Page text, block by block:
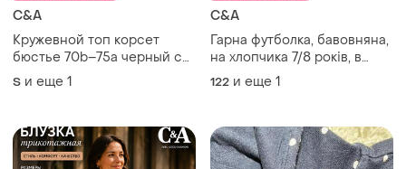
C&A
Кружевной топ корсет
бюстье 70b–75a черный с
узором lingerie y2k
S и еще 1
C&A
Гарна футболка, бавовняна,
на хлопчика 7/8 років, в
жовтому кольорі, з боку з
тигром, від бренду: c&a
122 и еще 1